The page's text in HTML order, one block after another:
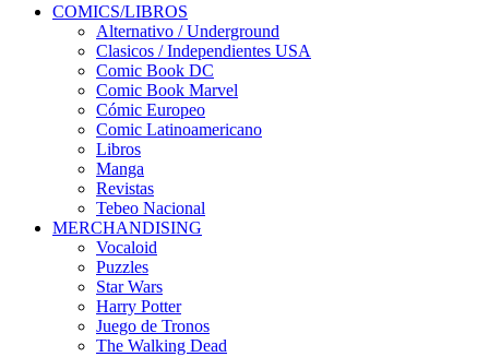
COMICS/LIBROS
Alternativo / Underground
Clasicos / Independientes USA
Comic Book DC
Comic Book Marvel
Cómic Europeo
Comic Latinoamericano
Libros
Manga
Revistas
Tebeo Nacional
MERCHANDISING
Vocaloid
Puzzles
Star Wars
Harry Potter
Juego de Tronos
The Walking Dead